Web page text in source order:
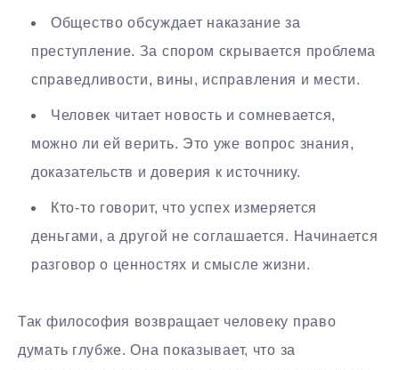
Общество обсуждает наказание за
преступление. За спором скрывается проблема
справедливости, вины, исправления и мести.
Человек читает новость и сомневается,
можно ли ей верить. Это уже вопрос знания,
доказательств и доверия к источнику.
Кто-то говорит, что успех измеряется
деньгами, а другой не соглашается. Начинается
разговор о ценностях и смысле жизни.
Так философия возвращает человеку право
думать глубже. Она показывает, что за